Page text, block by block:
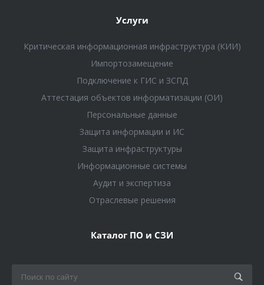
Услуги
Критическая информационная инфраструктура (КИИ)
Импортозамещение
Подключение к ГИС и ЗСПД
Аттестация объектов информатизации (ОИ)
Персональные данные
Защита информации и ИС
Защита инфраструктуры
Информационные системы
Аудит и экспертиза
Отраслевые решения
Каталог ПО и СЗИ